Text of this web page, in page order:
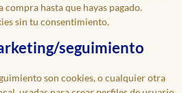
compra hasta que hayas pagado.
sin tu consentimiento.
seguimiento
son cookies, o cualquier otra